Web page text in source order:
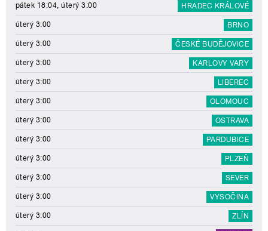
pátek 18:04, úterý 3:00 HRADEC KRÁLOVÉ
úterý 3:00 BRNO
úterý 3:00 ČESKÉ BUDĚJOVICE
úterý 3:00 KARLOVY VARY
úterý 3:00 LIBEREC
úterý 3:00 OLOMOUC
úterý 3:00 OSTRAVA
úterý 3:00 PARDUBICE
úterý 3:00 PLZEŇ
úterý 3:00 SEVER
úterý 3:00 VYSOČINA
úterý 3:00 ZLÍN